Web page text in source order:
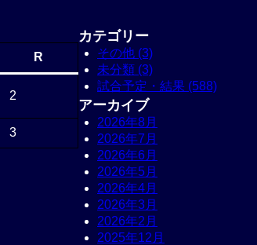
R
2
3
カテゴリー
その他 (3)
未分類 (3)
試合予定・結果 (588)
アーカイブ
2026年8月
2026年7月
2026年6月
2026年5月
2026年4月
2026年3月
2026年2月
2025年12月